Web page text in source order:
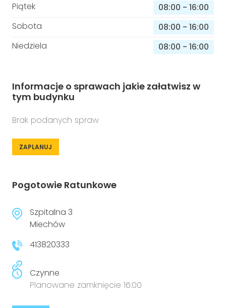
Piątek
08:00 - 16:00
Sobota
08:00 - 16:00
Niedziela
08:00 - 16:00
Informacje o sprawach jakie załatwisz w
tym budynku
Brak podanych spraw
ZAPLANUJ
Pogotowie Ratunkowe
Szpitalna 3
Miechów
413820333
Czynne
Planowane zamknięcie 16:00